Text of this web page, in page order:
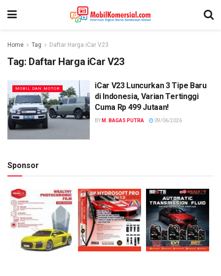
Home Tag Daftar Harga iCar V23
Tag: Daftar Harga iCar V23
MOBIL DAN MOTOR
iCar V23 Luncurkan 3 Tipe Baru
di Indonesia, Varian Tertinggi
Cuma Rp 499 Jutaan!
BY M. BAGAS PUTRA 09/06/2026
Sponsor